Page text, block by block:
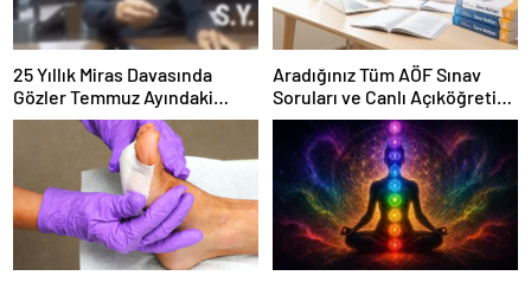
25 Yıllık Miras Davasında
Gözler Temmuz Ayındaki
Karar Duruşmasına Çevrildi
Aradığınız Tüm AÖF Sınav
Soruları ve Canlı Açıköğretim
Forumu Burada